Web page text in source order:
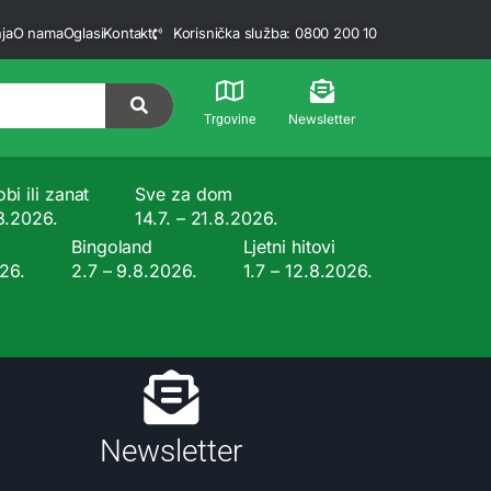
O namaOglasiKontakt Korisnička služba: 0800 200 10
Trgovine Newsletter
ili zanat
Sve za dom
14.7. – 21.8.2026.
Bingoland
2.7 – 9.8.2026.
Ljetni hitovi
1.7 – 12.8.2026.
Newsletter